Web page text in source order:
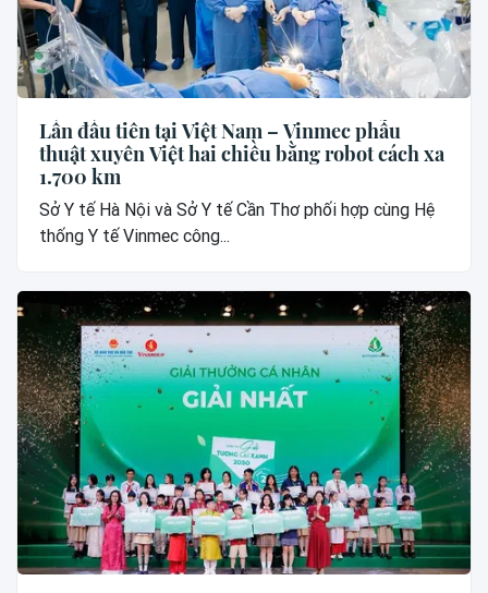
Lần đầu tiên tại Việt Nam – Vinmec phẫu
thuật xuyên Việt hai chiều bằng robot cách xa
1.700 km
Sở Y tế Hà Nội và Sở Y tế Cần Thơ phối hợp cùng Hệ
thống Y tế Vinmec công...